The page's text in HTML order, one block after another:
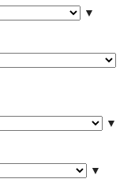
▼
▼
▼